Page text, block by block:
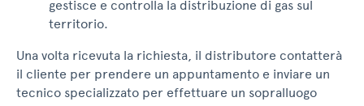
gestisce e controlla la distribuzione di gas sul
territorio.
Una volta ricevuta la richiesta, il distributore contatterà
il cliente per prendere un appuntamento e inviare un
tecnico specializzato per effettuare un sopralluogo